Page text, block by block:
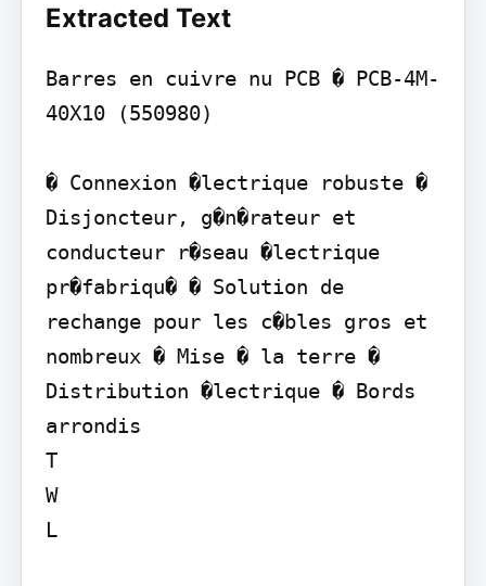
Extracted Text
Barres en cuivre nu PCB � PCB-4M-
40X10 (550980)
� Connexion �lectrique robuste �
Disjoncteur, g�n�rateur et
conducteur r�seau �lectrique
pr�fabriqu� � Solution de
rechange pour les c�bles gros et
nombreux � Mise � la terre �
Distribution �lectrique � Bords
arrondis
T
W
L